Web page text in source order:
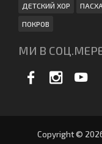
ДЕТСКИЙ ХОР ПАСХА
ПОКРОВ
МИ В
Copyright ©